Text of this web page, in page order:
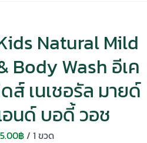
Natural Mild
Body Wash อีเค
ส์ เนเชอรัล มายด์
นด์ บอดี้ วอช
฿Current
/ 1 ขวด